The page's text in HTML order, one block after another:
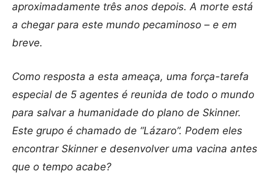
aproximadamente três anos depois. A morte está
a chegar para este mundo pecaminoso – e em
breve.
Como resposta a esta ameaça, uma força-tarefa
especial de 5 agentes é reunida de todo o mundo
para salvar a humanidade do plano de Skinner.
Este grupo é chamado de “Lázaro”. Podem eles
encontrar Skinner e desenvolver uma vacina antes
que o tempo acabe?